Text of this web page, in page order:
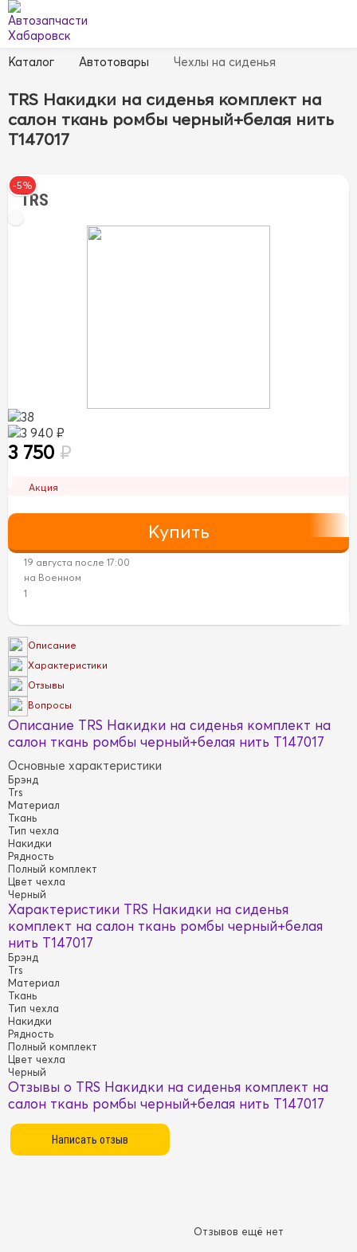
Каталог Автотовары Чехлы на сиденья
TRS Накидки на сиденья комплект на
салон ткань ромбы черный+белая нить
T147017
TRS
-5%
38
3 940 ₽
3 750 ₽
Акция
19 августа после 17:00
на Военном
1
Описание
Характеристики
Отзывы
Вопросы
Описание TRS Накидки на сиденья комплект на
салон ткань ромбы черный+белая нить T147017
Основные характеристики
Брэнд
Trs
Материал
Ткань
Тип чехла
Накидки
Рядность
Полный комплект
Цвет чехла
Черный
Характеристики TRS Накидки на сиденья
комплект на салон ткань ромбы черный+белая
нить T147017
Брэнд
Trs
Материал
Ткань
Тип чехла
Накидки
Рядность
Полный комплект
Цвет чехла
Черный
Отзывы о TRS Накидки на сиденья комплект на
салон ткань ромбы черный+белая нить T147017
Отзывов ещё нет